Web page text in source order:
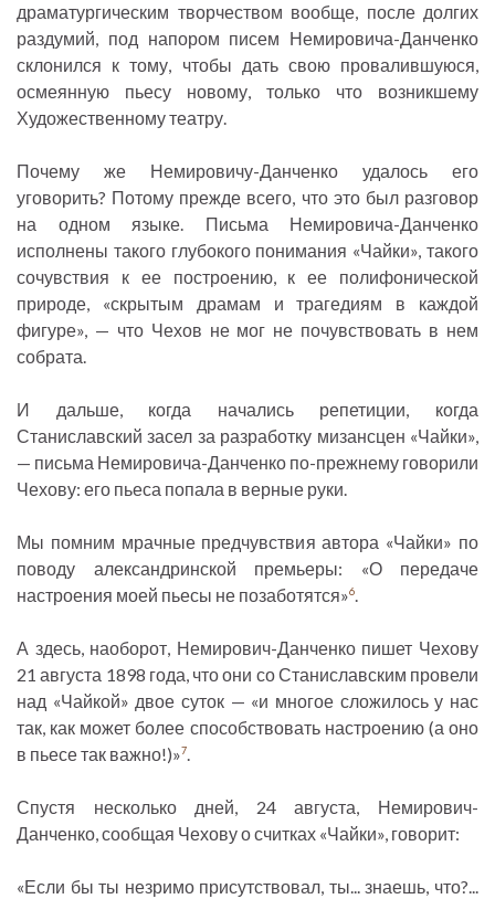
драматургическим творчеством вообще, после долгих
раздумий, под напором писем Немировича-Данченко
склонился к тому, чтобы дать свою провалившуюся,
осмеянную пьесу новому, только что возникшему
Художественному театру.
Почему же Немировичу-Данченко удалось его
уговорить? Потому прежде всего, что это был разговор
на одном языке. Письма Немировича-Данченко
исполнены такого глубокого понимания «Чайки», такого
сочувствия к ее построению, к ее полифонической
природе, «скрытым драмам и трагедиям в каждой
фигуре», — что Чехов не мог не почувствовать в нем
собрата.
И дальше, когда начались репетиции, когда
Станиславский засел за разработку мизансцен «Чайки»,
— письма Немировича-Данченко по-прежнему говорили
Чехову: его пьеса попала в верные руки.
Мы помним мрачные предчувствия автора «Чайки» по
поводу александринской премьеры: «О передаче
настроения моей пьесы не позаботятся»6.
А здесь, наоборот, Немирович-Данченко пишет Чехову
21 августа 1898 года, что они со Станиславским провели
над «Чайкой» двое суток — «и многое сложилось у нас
так, как может более способствовать настроению (а оно
в пьесе так важно!)»7.
Спустя несколько дней, 24 августа, Немирович-
Данченко, сообщая Чехову о считках «Чайки», говорит:
«Если бы ты незримо присутствовал, ты... знаешь, что?...